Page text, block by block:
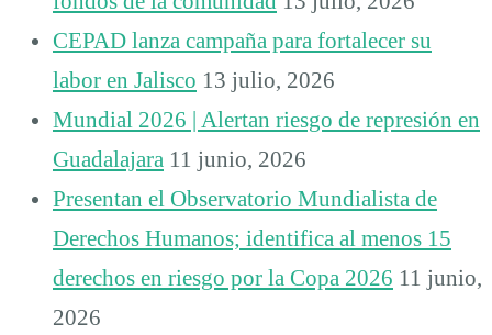
CEPAD lanza campaña para fortalecer su
labor en Jalisco 13 julio, 2026
Mundial 2026 | Alertan riesgo de represión en
Guadalajara 11 junio, 2026
Presentan el Observatorio Mundialista de
Derechos Humanos; identifica al menos 15
derechos en riesgo por la Copa 2026 11 junio,
2026